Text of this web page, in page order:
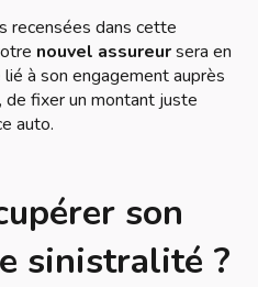
recensées dans cette
nouvel assureursera en
lié à son engagement auprès
de fixer un montant juste
auto.
son
sinistralité ?